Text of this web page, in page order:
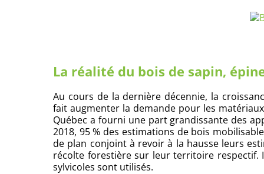
La réalité du bois de sapin,
Au cours de la dernière décennie, la
fait augmenter la demande pour les
Québec a fourni une part grandissante des
2018, 95 % des estimations de bois
de plan conjoint à revoir à la hausse leurs
récolte forestière sur leur territoire respectif.
sylvicoles sont utilisés.